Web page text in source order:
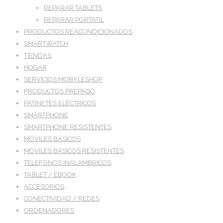
REPARAR TABLETS
REPARAR PORTATIL
PRODUCTOS REACONDICIONADOS
SMARTWATCH
TIENDAS
HOGAR
SERVICIOS MOBYLESHOP
PRODUCTOS PREPAGO
PATINETES ELÉCTRICOS
SMARTPHONE
SMARTPHONE RESISTENTES
MÓVILES BÁSICOS
MÓVILES BÁSICOS RESISTENTES
TELEFONOS INALAMBRICOS
TABLET / EBOOK
ACCESORIOS
CONECTIVIDAD / REDES
ORDENADORES